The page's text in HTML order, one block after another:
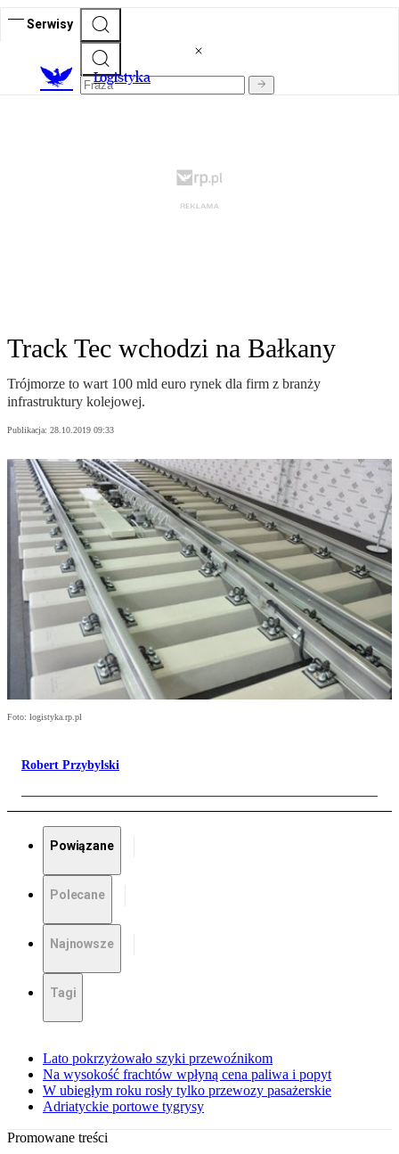
Serwisy
Logistyka
Track Tec wchodzi na Bałkany
Trójmorze to wart 100 mld euro rynek dla firm z branży
infrastruktury kolejowej.
Publikacja: 28.10.2019 09:33
Foto: logistyka.rp.pl
Robert Przybylski
Powiązane
Polecane
Najnowsze
Tagi
Lato pokrzyżowało szyki przewoźnikom
Na wysokość frachtów wpłyną cena paliwa i popyt
W ubiegłym roku rosły tylko przewozy pasażerskie
Adriatyckie portowe tygrysy
Promowane treści